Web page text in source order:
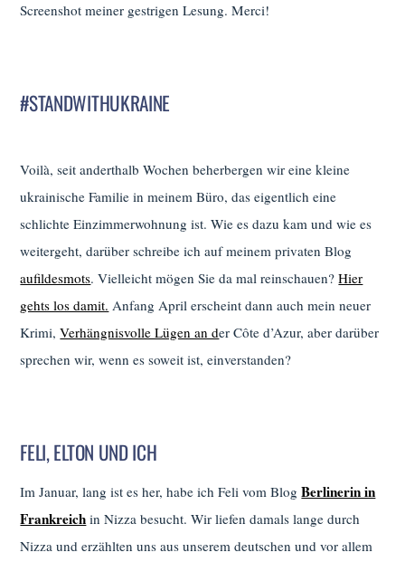
Screenshot meiner gestrigen Lesung. Merci!
#STANDWITHUKRAINE
Voilà, seit anderthalb Wochen beherbergen wir eine kleine
ukrainische Familie in meinem Büro, das eigentlich eine
schlichte Einzimmerwohnung ist. Wie es dazu kam und wie es
weitergeht, darüber schreibe ich auf meinem privaten Blog
aufildesmots. Vielleicht mögen Sie da mal reinschauen?Hier
gehts los damit. Anfang April erscheint dann auch mein neuer
Krimi,Verhängnisvolle Lügen an der Côte d’Azur, aber darüber
sprechen wir, wenn es soweit ist, einverstanden?
FELI, ELTON UND ICH
Im Januar, lang ist es her, habe ich Feli vom BlogBerlinerin in
Frankreich in Nizza besucht. Wir liefen damals lange durch
Nizza und erzählten uns aus unserem deutschen und vor allem